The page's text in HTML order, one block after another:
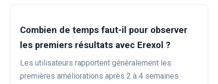
Combien de temps faut-il pour observer
les premiers résultats avec Erexol ?
Les utilisateurs rapportent généralement les
premières améliorations après 2 à 4 semaines